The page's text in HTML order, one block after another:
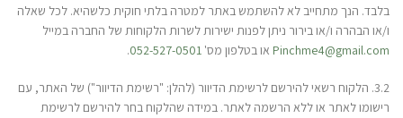
בלבד. הנך מתחייב לא להשתמש באתר למטרה בלתי חוקית כלשהיא. לכל שאלה
ו/או הבהרה ו/או בירור ניתן לפנות ישירות לשרות הלקוחות של החברה במייל
Pinchme4@gmail.com או בטלפון מס' 052-527-0501
.
3.2. הלקוח רשאי להירשם לרשימת הדיוור (להלן: "רשימת הדיוור") של האתר, עם
רישומו לאתר או ללא הרשמה לאתר. במידה שהלקוח בחר להירשם לרשימת